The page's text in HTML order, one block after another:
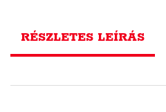
RÉSZLETES LEÍRÁS